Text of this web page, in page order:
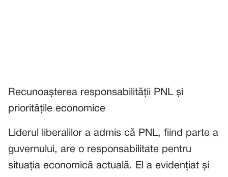
Recunoașterea responsabilității PNL și
prioritățile economice
Liderul liberalilor a admis că PNL, fiind parte a
guvernului, are o responsabilitate pentru
situația economică actuală. El a evidențiat și